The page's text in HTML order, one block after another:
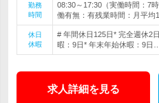
勤務
時間
08:30～17:30（実働時間：7
働有無：有残業時間：月平均
休日
休暇
# 年間休日125日* 完全週休2
暇：9日* 年末年始休暇：9日…
求人詳細を見る